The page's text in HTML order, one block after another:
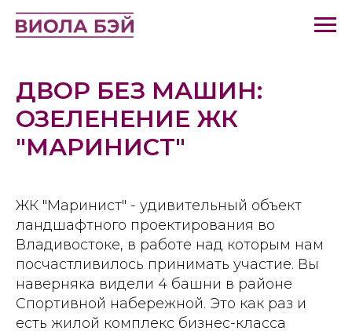
ДВОР БЕЗ МАШИН:
ОЗЕЛЕНЕНИЕ ЖК
"МАРИНИСТ"
ЖК "Маринист" - удивительный объект
ландшафтного проектирования во
Владивостоке, в работе над которым нам
посчастливилось принимать участие. Вы
наверняка видели 4 башни в районе
Спортивной набережной. Это как раз и
есть жилой комплекс бизнес-класса